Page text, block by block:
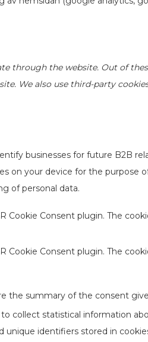
through the website. Out of
We also use third-party
businesses for future B2B
on your device for the purpose
of personal data.
Cookie Consent plugin. The
Cookie Consent plugin. The
the summary of the consent
collect statistical information
unique identifiers stored in